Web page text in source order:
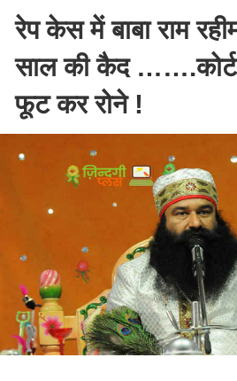
रेप केस में बाबा राम
साल की कैद
फूट कर रोने !